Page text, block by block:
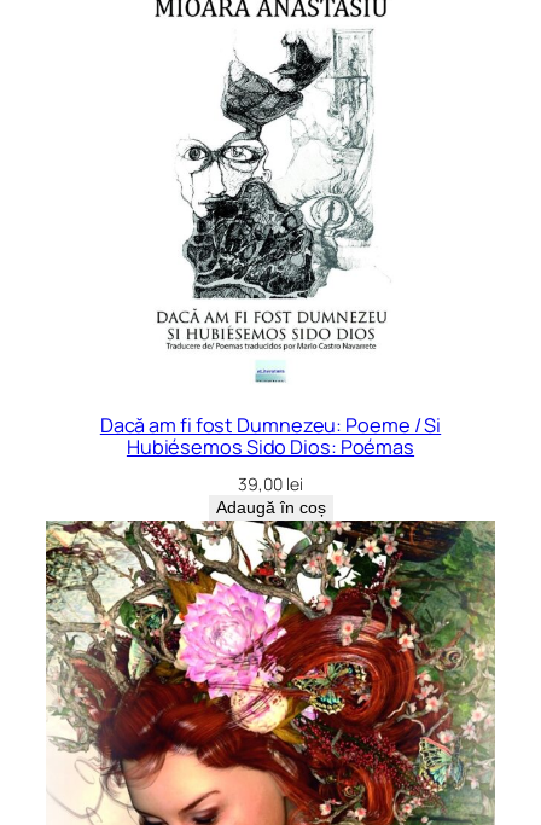
Dacă am fi fost Dumnezeu: Poeme / Si
Hubiésemos Sido Dios: Poémas
39,00 lei
Adaugă în coș